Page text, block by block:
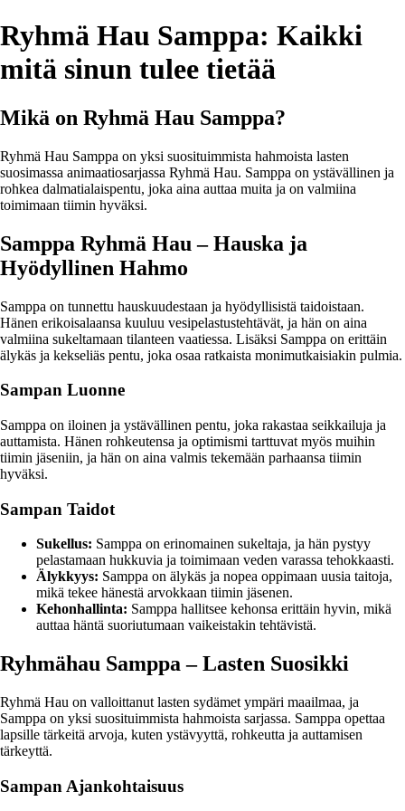
Ryhmä Hau Samppa: Kaikki
mitä sinun tulee tietää
Mikä on Ryhmä Hau Samppa?
Ryhmä Hau Samppa on yksi suosituimmista hahmoista lasten
suosimassa animaatiosarjassa Ryhmä Hau. Samppa on ystävällinen ja
rohkea dalmatialaispentu, joka aina auttaa muita ja on valmiina
toimimaan tiimin hyväksi.
Samppa Ryhmä Hau – Hauska ja
Hyödyllinen Hahmo
Samppa on tunnettu hauskuudestaan ja hyödyllisistä taidoistaan.
Hänen erikoisalaansa kuuluu vesipelastustehtävät, ja hän on aina
valmiina sukeltamaan tilanteen vaatiessa. Lisäksi Samppa on erittäin
älykäs ja kekseliäs pentu, joka osaa ratkaista monimutkaisiakin pulmia.
Sampan Luonne
Samppa on iloinen ja ystävällinen pentu, joka rakastaa seikkailuja ja
auttamista. Hänen rohkeutensa ja optimismi tarttuvat myös muihin
tiimin jäseniin, ja hän on aina valmis tekemään parhaansa tiimin
hyväksi.
Sampan Taidot
Sukellus: Samppa on erinomainen sukeltaja, ja hän pystyy
pelastamaan hukkuvia ja toimimaan veden varassa tehokkaasti.
Älykkyys: Samppa on älykäs ja nopea oppimaan uusia taitoja,
mikä tekee hänestä arvokkaan tiimin jäsenen.
Kehonhallinta: Samppa hallitsee kehonsa erittäin hyvin, mikä
auttaa häntä suoriutumaan vaikeistakin tehtävistä.
Ryhmähau Samppa – Lasten Suosikki
Ryhmä Hau on valloittanut lasten sydämet ympäri maailmaa, ja
Samppa on yksi suosituimmista hahmoista sarjassa. Samppa opettaa
lapsille tärkeitä arvoja, kuten ystävyyttä, rohkeutta ja auttamisen
tärkeyttä.
Sampan Ajankohtaisuus